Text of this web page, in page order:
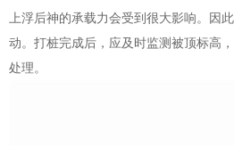
上浮后神的承载力会受到很大影响。因
动。打桩完成后，应及时监测被顶标高
处理。